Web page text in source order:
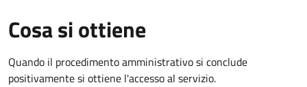
Cosa si ottiene
Quando il procedimento amministrativo si conclude
positivamente si ottiene l'accesso al servizio.